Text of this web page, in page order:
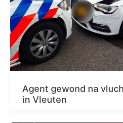
Agent gewond na
in Vleuten